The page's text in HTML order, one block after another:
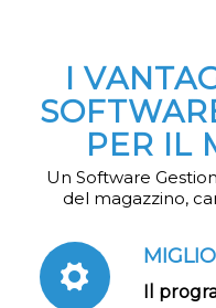
I
PER IL
Un Software
del magazzino,
Il